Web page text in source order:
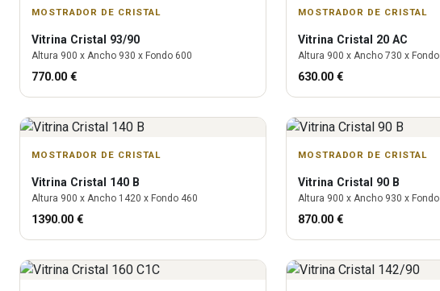
MOSTRADOR DE CRISTAL
Vitrina Cristal 93/90
Altura 900 x Ancho 930 x Fondo 600
770.00 €
MOSTRADOR DE CRISTAL
Vitrina Cristal 20 AC
Altura 900 x Ancho 730 x Fondo
630.00 €
MOSTRADOR DE CRISTAL
Vitrina Cristal 140 B
Altura 900 x Ancho 1420 x Fondo 460
1390.00 €
MOSTRADOR DE CRISTAL
Vitrina Cristal 90 B
Altura 900 x Ancho 930 x Fondo
870.00 €